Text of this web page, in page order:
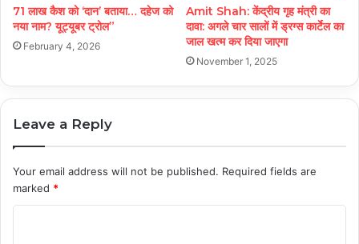
71 लाख कैश को ‘दान’ बताया… दहेज को
नया नाम? यूट्यूबर ट्रोल”
February 4, 2026
Amit Shah: केंद्रीय गृह मंत्री का
दावा: अगले चार सालों में ड्रग्स कार्टेल का
जाल खत्म कर दिया जाएगा
November 1, 2025
Leave a Reply
Your email address will not be published. Required fields are
marked *